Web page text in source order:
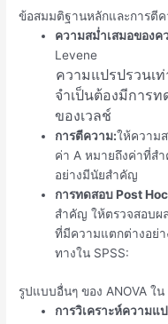
ข้อสมมติฐานหลักและการตีค
ความสม่ำเสมอของค
Levene
ความแปรปรวนเ
จำเป็นต้องมีการ
ของเวลช์
การตีความ:ให้ความ
ค่า A หมายถึงค่าที่ส
อย่างมีนัยสำคัญ
การทดสอบ Post
สำคัญ ให้ตรวจสอบผ
ที่มีความแตกต่างอย่
ทางใน SPSS:
รูปแบบอื่นๆ ของ ANOVA ใน
การวิเคราะห์ความ